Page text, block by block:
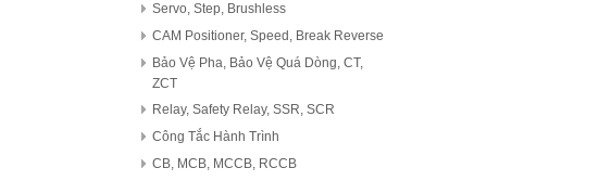
Servo, Step, Brushless
CAM Positioner, Speed, Break Reverse
Bảo Vệ Pha, Bảo Vệ Quá Dòng, CT,
ZCT
Relay, Safety Relay, SSR, SCR
Công Tắc Hành Trình
CB, MCB, MCCB, RCCB